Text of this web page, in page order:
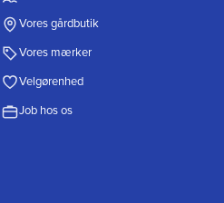
Vores gårdbutik
Vores mærker
Velgørenhed
Job hos os